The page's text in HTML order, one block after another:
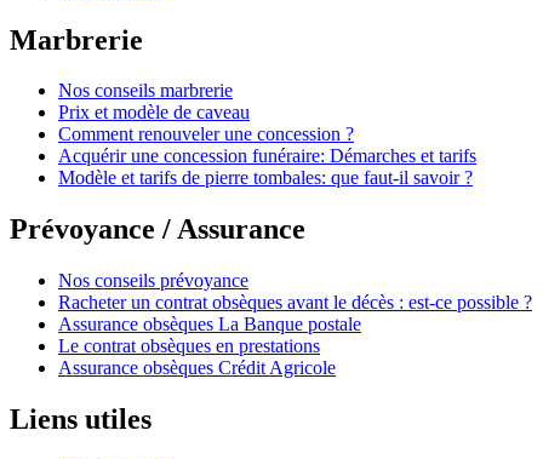
Marbrerie
Nos conseils marbrerie
Prix et modèle de caveau
Comment renouveler une concession ?
Acquérir une concession funéraire: Démarches et tarifs
Modèle et tarifs de pierre tombales: que faut-il savoir ?
Prévoyance / Assurance
Nos conseils prévoyance
Racheter un contrat obsèques avant le décès : est-ce possible ?
Assurance obsèques La Banque postale
Le contrat obsèques en prestations
Assurance obsèques Crédit Agricole
Liens utiles